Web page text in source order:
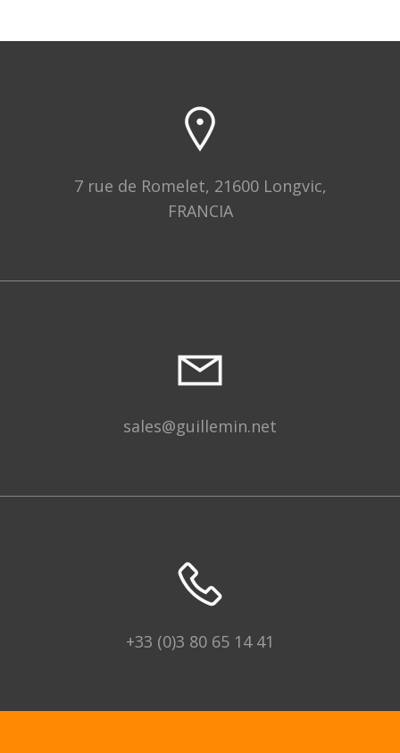
7 rue de Romelet, 21600 Longvic,
FRANCIA
sales@guillemin.net
+33 (0)3 80 65 14 41